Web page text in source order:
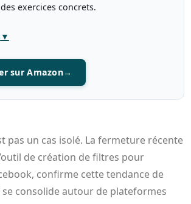
exercices concrets.
▼
sur Amazon→
pas un cas isolé. La fermeture récente
de création de filtres pour
confirme cette tendance de
consolide autour de plateformes